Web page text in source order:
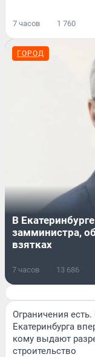
7 часов 1 760
ГОРОД
В
замминистра,
взятках
7 часов 13 686
Ограничения
Екатеринбурга
кому выдают
строительство